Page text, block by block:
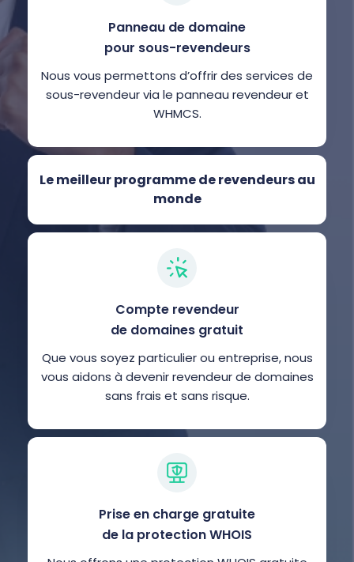
Panneau de domaine
pour sous-revendeurs
Nous vous permettons d’offrir des services de
sous-revendeur via le panneau revendeur et
WHMCS.
Le meilleur programme de revendeurs au
monde
Compte revendeur
de domaines gratuit
Que vous soyez particulier ou entreprise, nous
vous aidons à devenir revendeur de domaines
sans frais et sans risque.
Prise en charge gratuite
de la protection WHOIS